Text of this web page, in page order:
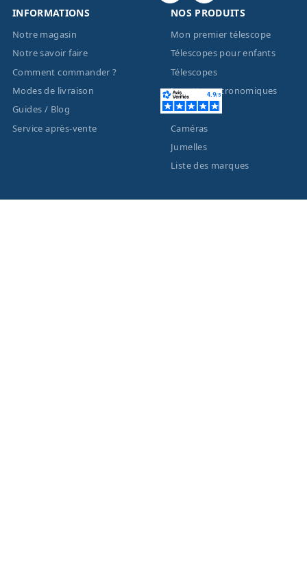
INFORMATIONS
Notre magasin
Notre savoir faire
Comment commander ?
Modes de livraison
Guides / Blog
Service après-vente
NOS PRODUITS
Mon premier télescope
Télescopes pour enfants
Télescopes
Lunettes astronomiques
Montures
Caméras
Jumelles
Liste des marques